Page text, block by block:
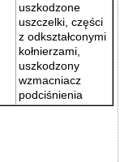
uszkodzone
uszczelki, części
z odkształconymi
kołnierzami,
uszkodzony
wzmacniacz
podciśnienia